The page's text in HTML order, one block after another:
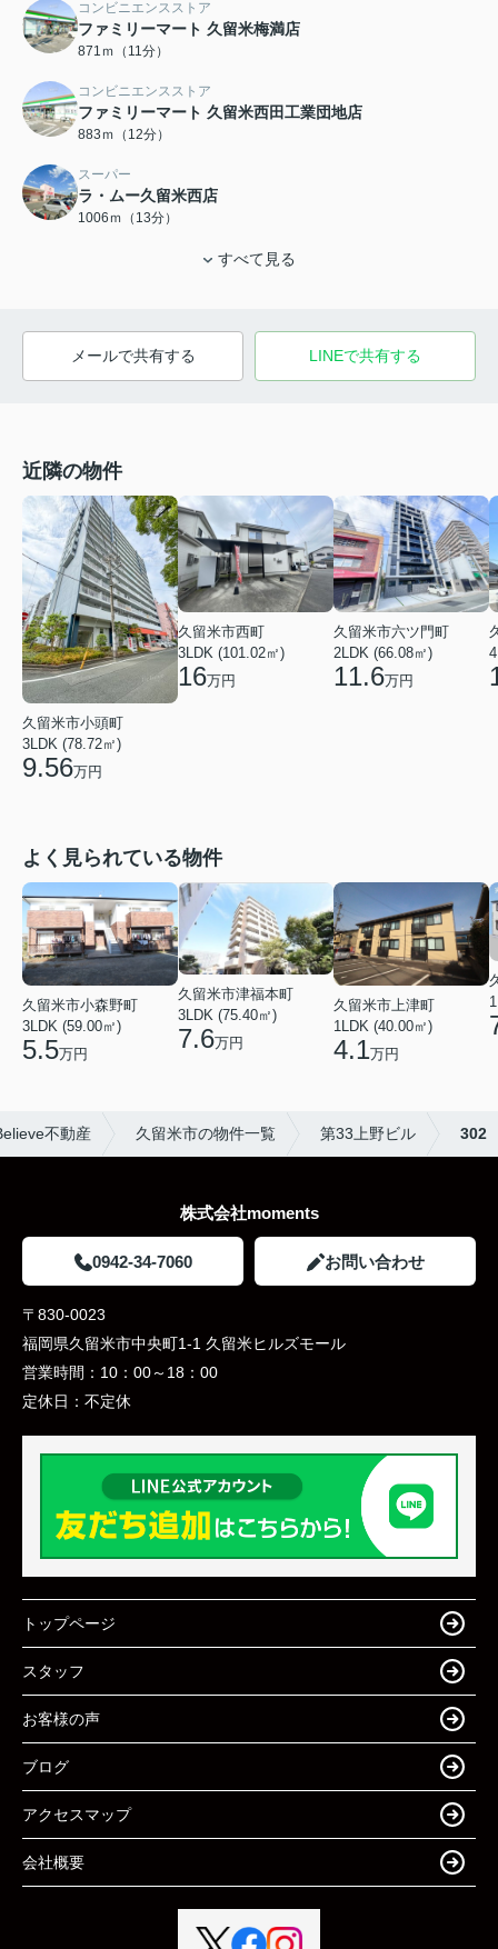
コンビニエンスストア
ファミリーマート 久留米梅満店
871ｍ（11分）
コンビニエンスストア
ファミリーマート 久留米西田工業団地店
883ｍ（12分）
スーパー
ラ・ムー久留米西店
1006ｍ（13分）
すべて見る
メールで共有する LINEで共有する
近隣の物件
久留米市小頭町
3LDK (78.72㎡)
9.56万円
久留米市西町
3LDK (101.02㎡)
16万円
久留米市六ツ門町
2LDK (66.08㎡)
11.6万円
よく見られている物件
久留米市小森野町
3LDK (59.00㎡)
5.5万円
久留米市津福本町
3LDK (75.40㎡)
7.6万円
久留米市上津町
1LDK (40.00㎡)
4.1万円
不動産 久留米市の物件一覧 第33上野ビル 302
株式会社moments
0942-34-7060 お問い合わせ
〒830-0023
福岡県久留米市中央町1-1 久留米ヒルズモール
営業時間： 10：00～18：00
定休日： 不定休
トップページ
スタッフ
お客様の声
ブログ
アクセスマップ
会社概要